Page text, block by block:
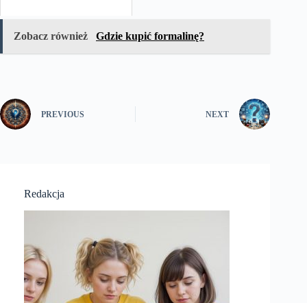
Zobacz również Gdzie kupić formalinę?
PREVIOUS NEXT
Redakcja